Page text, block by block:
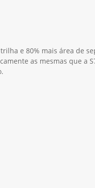
e 80% mais área de
as mesmas que a